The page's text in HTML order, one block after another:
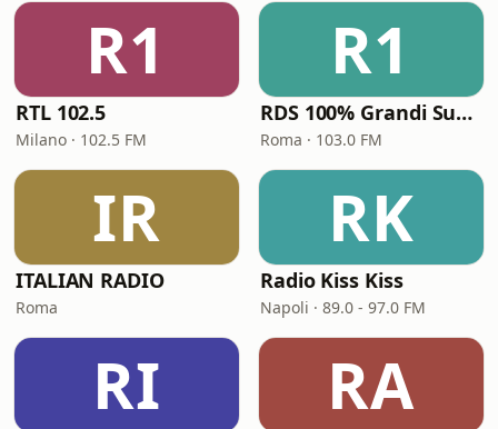
R1
RTL 102.5
Milano · 102.5 FM
R1
RDS 100% Grandi Successi
Roma · 103.0 FM
IR
ITALIAN RADIO
Roma
RK
Radio Kiss Kiss
Napoli · 89.0 - 97.0 FM
RI RA